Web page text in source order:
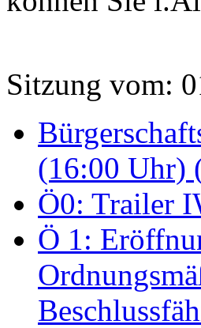
Sitzung vom:
(16:00 Uhr)
Ö0: Trailer
Ö 1: